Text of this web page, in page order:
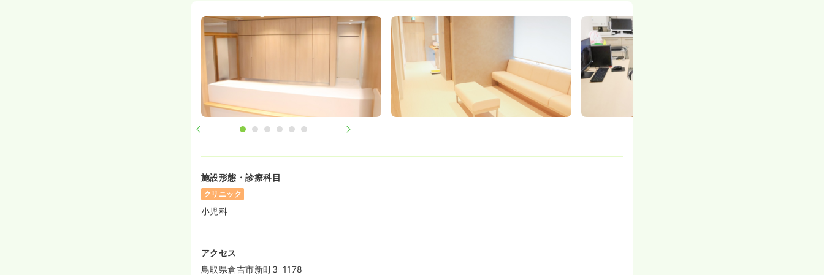
施設形態・診療科目
クリニック
小児科
アクセス
鳥取県倉吉市新町3ｰ1178